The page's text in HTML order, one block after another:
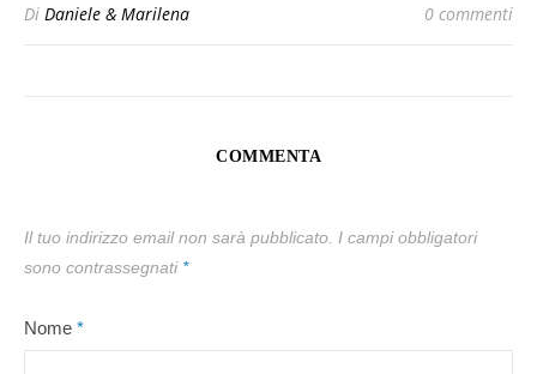
Di Daniele & Marilena 0 commenti
COMMENTA
Il tuo indirizzo email non sarà pubblicato. I campi obbligatori
sono contrassegnati *
Nome *